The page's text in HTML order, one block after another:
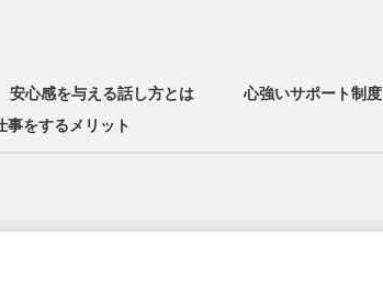
安心感を与える話し方とは 心強いサポート制度
事をするメリット